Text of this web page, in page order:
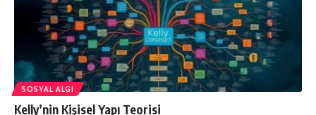
SOSYAL ALGI
Kelly’nin Kişisel Yapı Teorisi